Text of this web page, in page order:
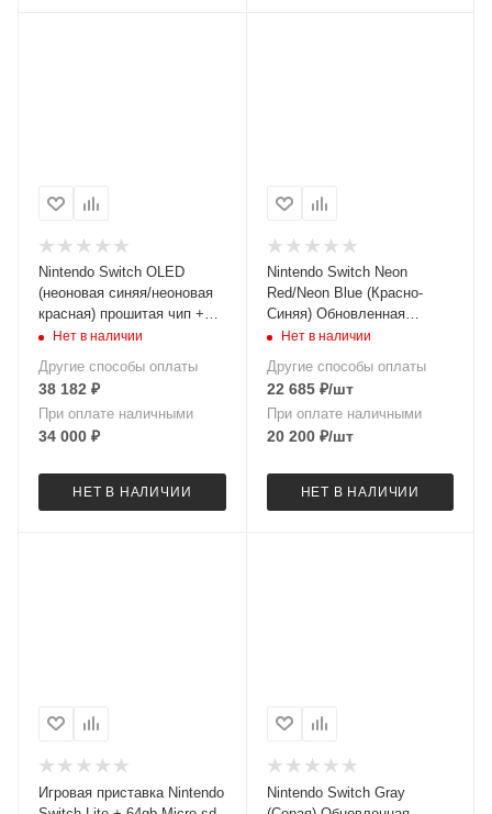
Nintendo Switch OLED
(неоновая синяя/неоновая
красная) прошитая чип +
256GB [БУ]
Нет в наличии
Другие способы оплаты
38 182 ₽
При оплате наличными
34 000 ₽
НЕТ В НАЛИЧИИ
Nintendo Switch Neon
Red/Neon Blue (Красно-
Синяя) Обновленная
версия MOD HAC-001(-01)
Нет в наличии
Другие способы оплаты
22 685₽/шт
При оплате наличными
20 200₽/шт
НЕТ В НАЛИЧИИ
Игровая приставка Nintendo
Nintendo Switch Gray